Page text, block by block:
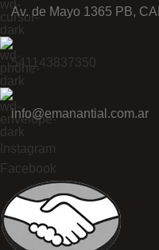
Av. de Mayo 1365 PB,
541143837350
info@emanantial.com.ar
Instagram
Facebook